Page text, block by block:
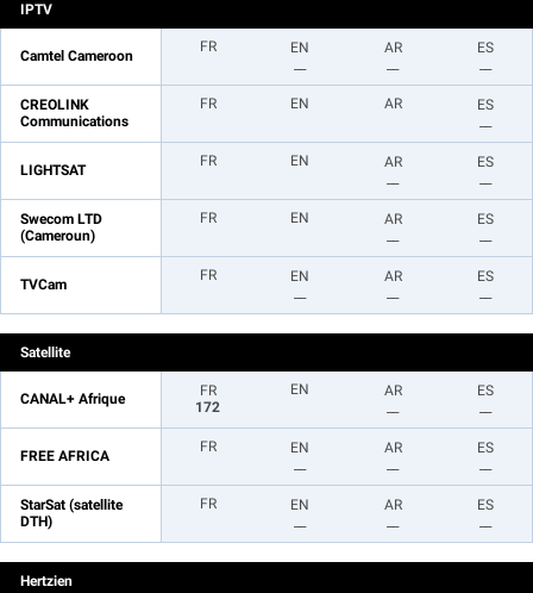
IPTV
Camtel Cameroon
FR
EN
AR
ES
CREOLINK
Communications
FR EN AR
ES
LIGHTSAT
FR EN
AR
ES
Swecom LTD
(Cameroun)
FR EN
AR
ES
TVCam
FR
EN
AR
ES
Satellite
CANAL+ Afrique
FR
172
EN
AR
ES
FREE AFRICA
FR
EN
AR
ES
StarSat (satellite
DTH)
FR
EN
AR
ES
Hertzien